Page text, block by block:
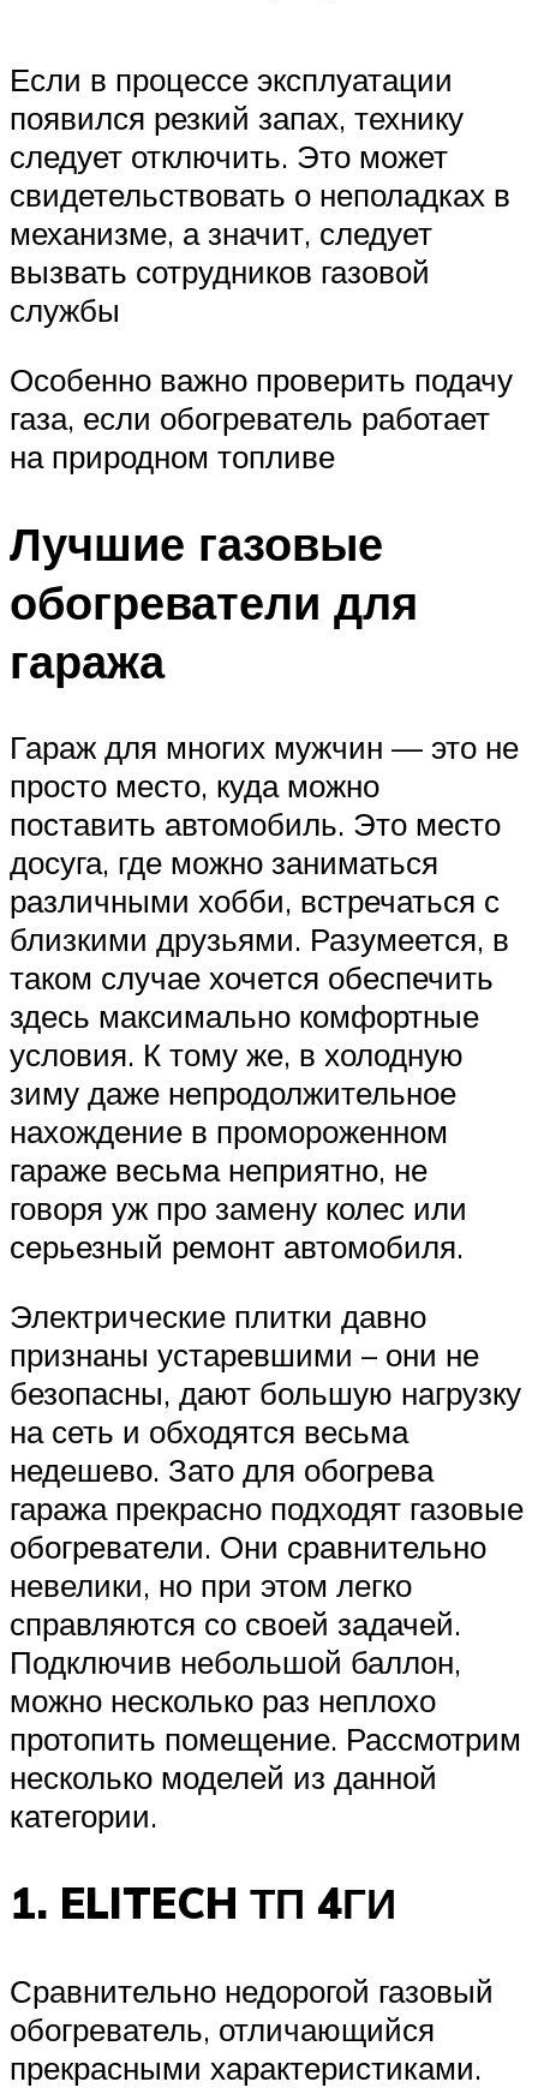
Если в процессе эксплуатации
появился резкий запах, технику
следует отключить. Это может
свидетельствовать о неполадках в
механизме, а значит, следует
вызвать сотрудников газовой
службы
Особенно важно проверить подачу
газа, если обогреватель работает
на природном топливе
Лучшие газовые
обогреватели для
гаража
Гараж для многих мужчин — это не
просто место, куда можно
поставить автомобиль. Это место
досуга, где можно заниматься
различными хобби, встречаться с
близкими друзьями. Разумеется, в
таком случае хочется обеспечить
здесь максимально комфортные
условия. К тому же, в холодную
зиму даже непродолжительное
нахождение в промороженном
гараже весьма неприятно, не
говоря уж про замену колес или
серьезный ремонт автомобиля.
Электрические плитки давно
признаны устаревшими – они не
безопасны, дают большую нагрузку
на сеть и обходятся весьма
недешево. Зато для обогрева
гаража прекрасно подходят газовые
обогреватели. Они сравнительно
невелики, но при этом легко
справляются со своей задачей.
Подключив небольшой баллон,
можно несколько раз неплохо
протопить помещение. Рассмотрим
несколько моделей из данной
категории.
1. ELITECH ТП 4ГИ
Сравнительно недорогой газовый
обогреватель, отличающийся
прекрасными характеристиками.